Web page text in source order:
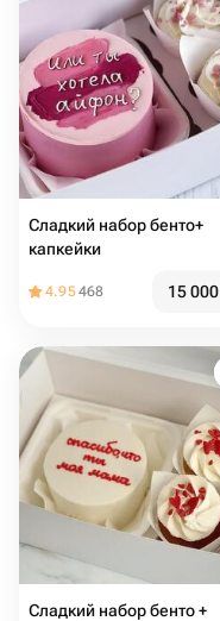
Сладкий набор бенто+
капкейки
4.95468 15 000
Сладкий набор бенто +